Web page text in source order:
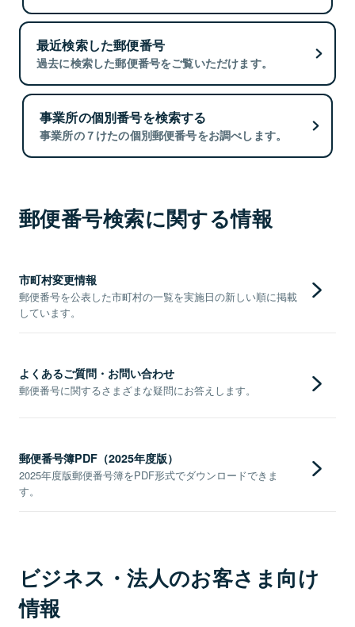
最近検索した郵便番号
過去に検索した郵便番号をご覧いただけます。
事業所の個別番号を検索する
事業所の７けたの個別郵便番号をお調べします。
郵便番号検索に関する情報
市町村変更情報
郵便番号を公表した市町村の一覧を実施日の新しい順に掲載
しています。
よくあるご質問・お問い合わせ
郵便番号に関するさまざまな疑問にお答えします。
郵便番号簿PDF（2025年度版）
2025年度版郵便番号簿をPDF形式でダウンロードできま
す。
ビジネス・法人のお客さま向け
情報